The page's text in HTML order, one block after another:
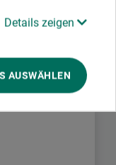
Details zeigen
AUSWÄHLEN
Herstellers zu